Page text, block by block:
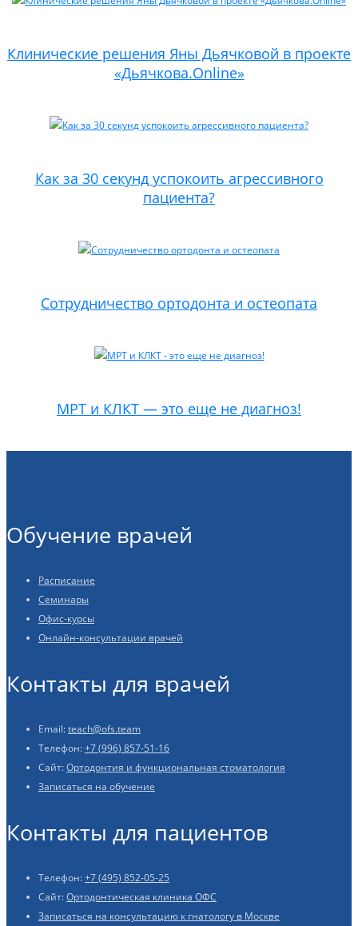
Клинические решения Яны Дьячковой в проекте
«Дьячкова.Online»
Как за 30 секунд успокоить агрессивного
пациента?
Сотрудничество ортодонта и остеопата
МРТ и КЛКТ — это еще не диагноз!
Обучение врачей
Расписание
Семинары
Офис-курсы
Онлайн-консультации врачей
Контакты для врачей
Email:teach@ofs.team
Телефон:+7 (996) 857-51-16
Сайт:Ортодонтия и функциональная стоматология
Записаться на обучение
Контакты для пациентов
Телефон:+7 (495) 852-05-25
Сайт:Ортодонтическая клиника ОФС
Записаться на консультацию к гнатологу в Москве